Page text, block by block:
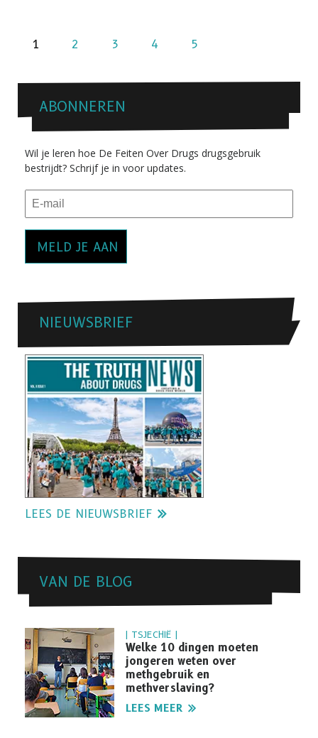
1 2 3 4 5
ABONNEREN
Wil je leren hoe De Feiten Over Drugs drugsgebruik
bestrijdt? Schrijf je in voor updates.
MELD JE AAN
NIEUWSBRIEF
LEES DE NIEUWSBRIEF
VAN DE BLOG
| TSJECHIË |
Welke 10 dingen moeten
jongeren weten over
methgebruik en
methverslaving?
LEES MEER